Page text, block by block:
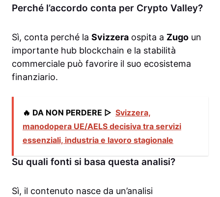
Perché l’accordo conta per Crypto Valley?
Sì, conta perché la Svizzera ospita a Zugo un
importante hub blockchain e la stabilità
commerciale può favorire il suo ecosistema
finanziario.
🔥 DA NON PERDERE ▷ Svizzera,
manodopera UE/AELS decisiva tra servizi
essenziali, industria e lavoro stagionale
Su quali fonti si basa questa analisi?
Sì, il contenuto nasce da un’analisi